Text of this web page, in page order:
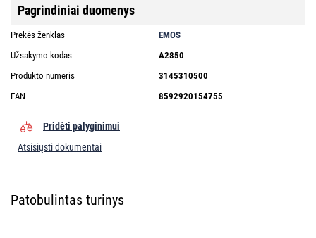
Pagrindiniai duomenys
Prekės ženklas
EMOS
Užsakymo kodas
A2850
Produkto numeris
3145310500
EAN
8592920154755
Pridėti palyginimui
Atsisiųsti dokumentai
Patobulintas turinys